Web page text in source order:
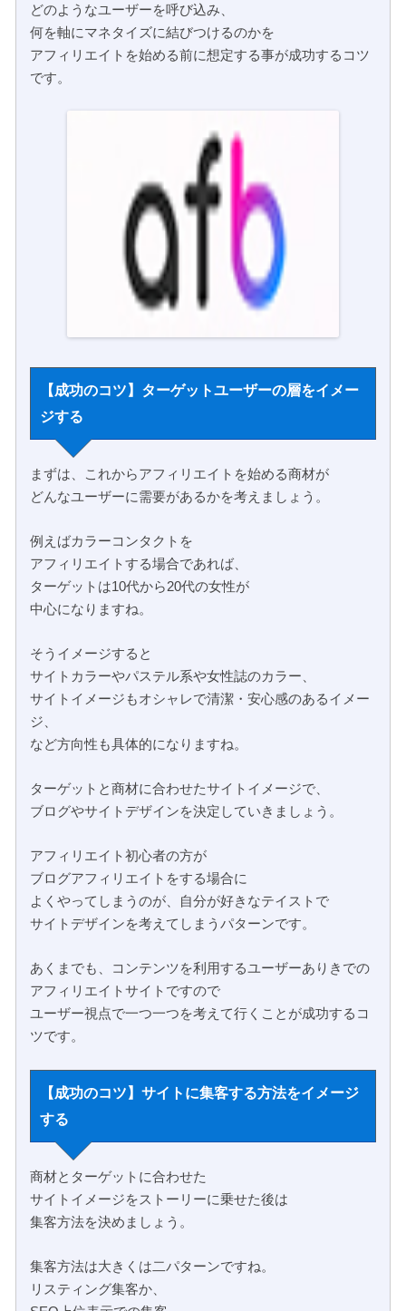
どのようなユーザーを呼び込み、
何を軸にマネタイズに結びつけるのかを
アフィリエイトを始める前に想定する事が成功するコツ
です。
【成功のコツ】ターゲットユーザーの層をイメー
ジする
まずは、これからアフィリエイトを始める商材が
どんなユーザーに需要があるかを考えましょう。
例えばカラーコンタクトを
アフィリエイトする場合であれば、
ターゲットは10代から20代の女性が
中心になりますね。
そうイメージすると
サイトカラーやパステル系や女性誌のカラー、
サイトイメージもオシャレで清潔・安心感のあるイメー
ジ、
など方向性も具体的になりますね。
ターゲットと商材に合わせたサイトイメージで、
ブログやサイトデザインを決定していきましょう。
アフィリエイト初心者の方が
ブログアフィリエイトをする場合に
よくやってしまうのが、自分が好きなテイストで
サイトデザインを考えてしまうパターンです。
あくまでも、コンテンツを利用するユーザーありきでの
アフィリエイトサイトですので
ユーザー視点で一つ一つを考えて行くことが成功するコ
ツです。
【成功のコツ】サイトに集客する方法をイメージ
する
商材とターゲットに合わせた
サイトイメージをストーリーに乗せた後は
集客方法を決めましょう。
集客方法は大きくは二パターンですね。
リスティング集客か、